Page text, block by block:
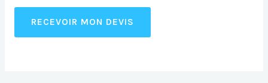
RECEVOIR MON DEVIS